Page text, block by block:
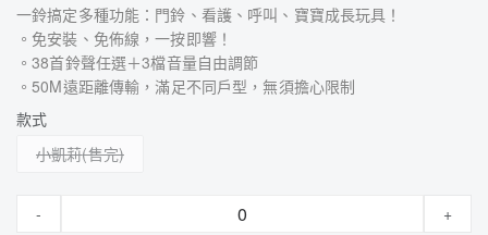
一鈴搞定多種功能：門鈴、看護、呼叫、寶寶成長玩具！
。免安裝、免佈線，一按即響！
。38首鈴聲任選＋3檔音量自由調節
。50M遠距離傳輸，滿足不同戶型，無須擔心限制
款式
小凱莉
- +